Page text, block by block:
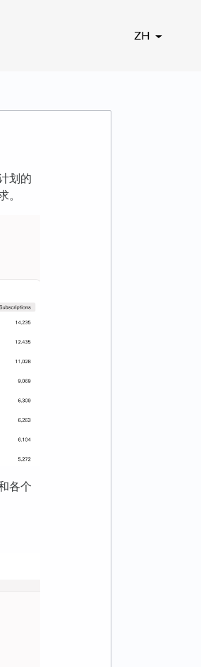
ZH
划的
。
各个